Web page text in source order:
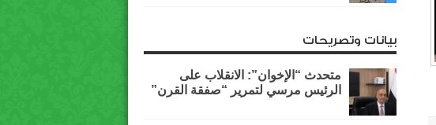
بيانات وتصريحات
متحدث “الإخوان”: الانقلاب على
الرئيس مرسي لتمرير “صفقة القرن”